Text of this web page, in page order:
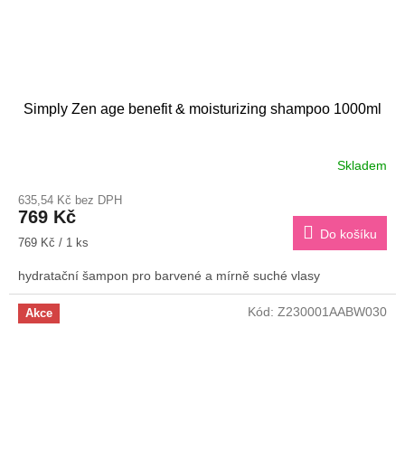
Simply Zen age benefit & moisturizing shampoo 1000ml
Skladem
635,54 Kč bez DPH
769 Kč
Měrná
769 Kč / 1 ks
Do košíku
hydratační šampon pro barvené a mírně suché vlasy
Akce Kód: Z230001AABW030